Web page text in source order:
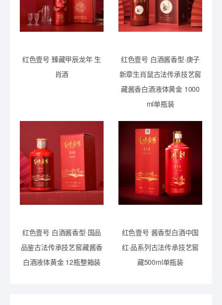
红色壹号 臻藏甲辰龙年 生
肖酒
红色壹号 白酒酱香型·庚子
新章生肖鼠古法传承技艺窖
藏酱香白酒液体黄金 1000
ml单瓶装
红色壹号 白酒酱香型·国品
品鉴古法传承技艺窖藏酱香
白酒液体黄金 12瓶整箱装
红色壹号 酱香型白酒中国
红·品系列古法传承技艺窖
藏500ml单瓶装